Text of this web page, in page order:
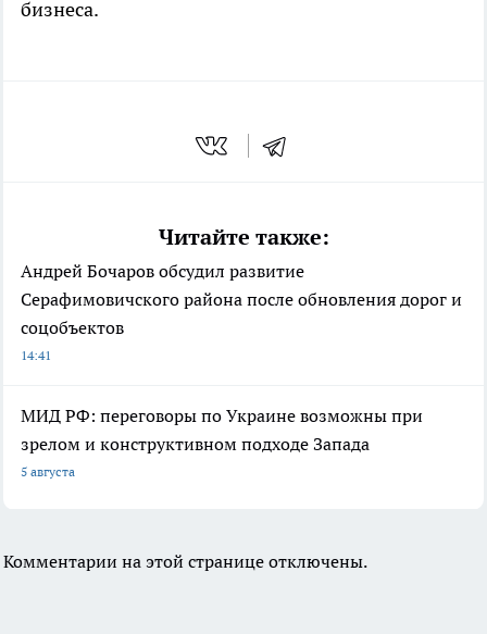
бизнеса.
Читайте также:
Андрей Бочаров обсудил развитие
Серафимовичского района после обновления дорог и
соцобъектов
14:41
МИД РФ: переговоры по Украине возможны при
зрелом и конструктивном подходе Запада
5 августа
Комментарии на этой странице отключены.